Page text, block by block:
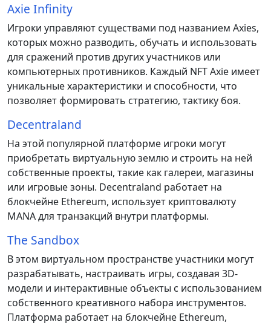
Axie Infinity
Игроки управляют существами под названием Axies,
которых можно разводить, обучать и использовать
для сражений против других участников или
компьютерных противников. Каждый NFT Axie имеет
уникальные характеристики и способности, что
позволяет формировать стратегию, тактику боя.
Decentraland
На этой популярной платформе игроки могут
приобретать виртуальную землю и строить на ней
собственные проекты, такие как галереи, магазины
или игровые зоны. Decentraland работает на
блокчейне Ethereum, использует криптовалюту
MANA для транзакций внутри платформы.
The Sandbox
В этом виртуальном пространстве участники могут
разрабатывать, настраивать игры, создавая 3D-
модели и интерактивные объекты с использованием
собственного креативного набора инструментов.
Платформа работает на блокчейне Ethereum,